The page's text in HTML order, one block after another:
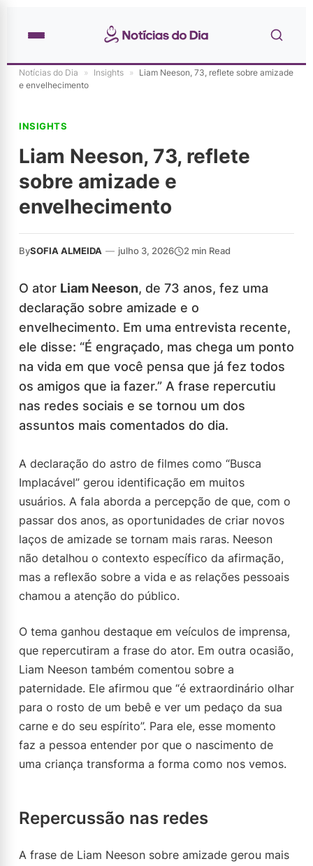
Notícias do Dia » Insights » Liam Neeson, 73, reflete sobre amizade
e envelhecimento
INSIGHTS
Liam Neeson, 73, reflete
sobre amizade e
envelhecimento
BySOFIA ALMEIDA — julho 3, 2026 2 min Read
O ator Liam Neeson, de 73 anos, fez uma
declaração sobre amizade e o
envelhecimento. Em uma entrevista recente,
ele disse: “É engraçado, mas chega um ponto
na vida em que você pensa que já fez todos
os amigos que ia fazer.” A frase repercutiu
nas redes sociais e se tornou um dos
assuntos mais comentados do dia.
A declaração do astro de filmes como “Busca
Implacável” gerou identificação em muitos
usuários. A fala aborda a percepção de que, com o
passar dos anos, as oportunidades de criar novos
laços de amizade se tornam mais raras. Neeson
não detalhou o contexto específico da afirmação,
mas a reflexão sobre a vida e as relações pessoais
chamou a atenção do público.
O tema ganhou destaque em veículos de imprensa,
que repercutiram a frase do ator. Em outra ocasião,
Liam Neeson também comentou sobre a
paternidade. Ele afirmou que “é extraordinário olhar
para o rosto de um bebê e ver um pedaço da sua
carne e do seu espírito”. Para ele, esse momento
faz a pessoa entender por que o nascimento de
uma criança transforma a forma como nos vemos.
Repercussão nas redes
A frase de Liam Neeson sobre amizade gerou mais